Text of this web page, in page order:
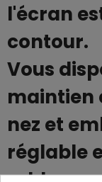
l'écran
contour.
Vous
maintien
nez et
réglable